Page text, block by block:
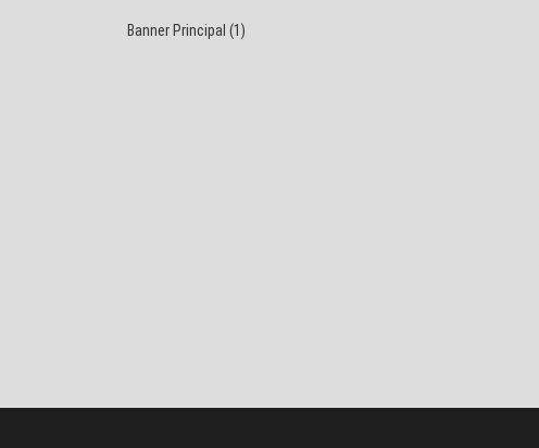
Banner Principal (1)